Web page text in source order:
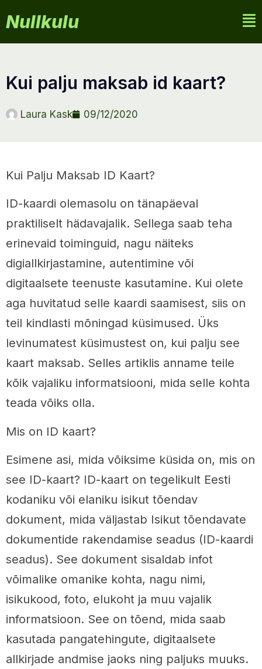
Nullkulu
kui palju maksab id kaart?
Laura Kask 09/12/2020
Kui Palju Maksab ID Kaart?
ID-kaardi olemasolu on tänapäeval
praktiliselt hädavajalik. Sellega saab teha
erinevaid toiminguid, nagu näiteks
digiallkirjastamine, autentimine või
digitaalsete teenuste kasutamine. Kui olete
aga huvitatud selle kaardi saamisest, siis on
teil kindlasti mõningad küsimused. Üks
levinumatest küsimustest on, kui palju see
kaart maksab. Selles artiklis anname teile
kõik vajaliku informatsiooni, mida selle kohta
teada võiks olla.
Mis on ID kaart?
Esimene asi, mida võiksime küsida on, mis on
see ID-kaart? ID-kaart on tegelikult Eesti
kodaniku või elaniku isikut tõendav
dokument, mida väljastab Isikut tõendavate
dokumentide rakendamise seadus (ID-kaardi
seadus). See dokument sisaldab infot
võimalike omanike kohta, nagu nimi,
isikukood, foto, elukoht ja muu vajalik
informatsioon. See on tõend, mida saab
kasutada pangatehingute, digitaalsete
allkirjade andmise jaoks ning paljuks muuks.